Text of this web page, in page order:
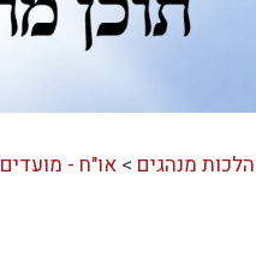
הלכות מנהגים > או"ח - מועדים